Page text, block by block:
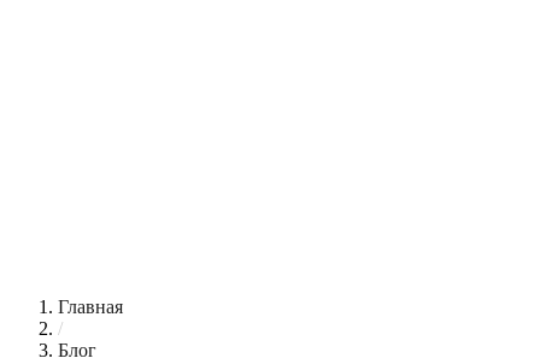
Главная
/
Блог